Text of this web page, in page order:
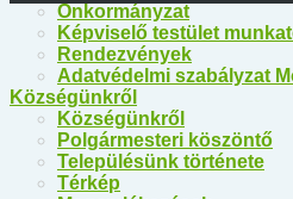
Önkormányzat
Képviselő testület
Rendezvények
Adatvédelmi szabályzat
Községünkről
Községünkről
Polgármesteri köszöntő
Településünk története
Térkép